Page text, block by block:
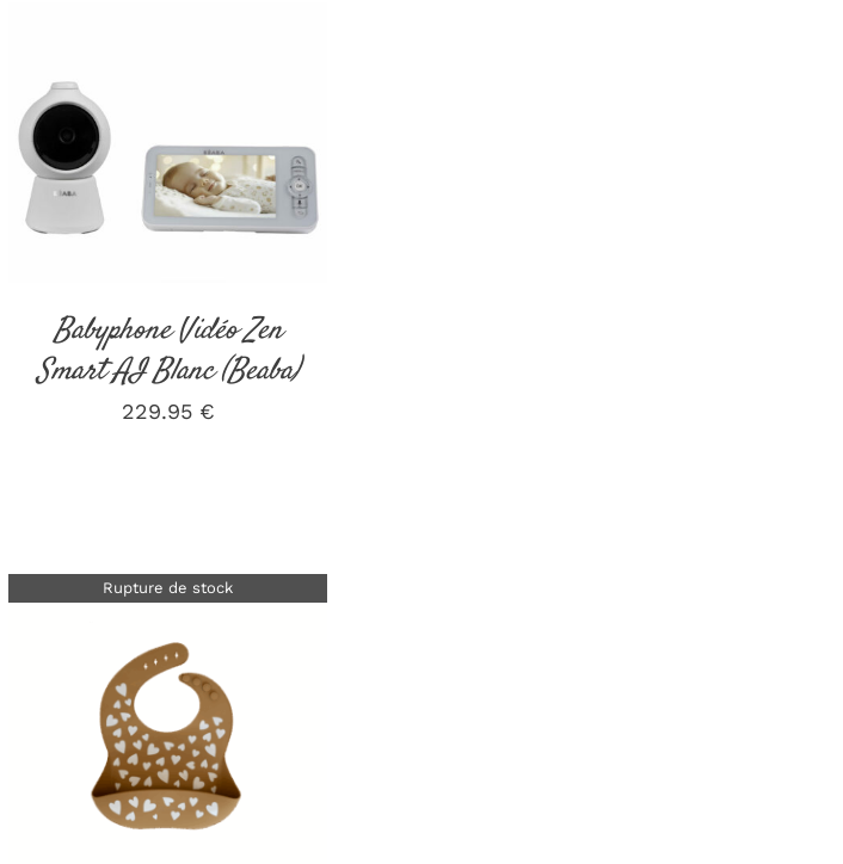
AJOUTER AU PANIER
DÉTAILS
Babyphone Vidéo Zen
Smart AI Blanc (Beaba)
229.95 €
Rupture de stock
DÉTAILS